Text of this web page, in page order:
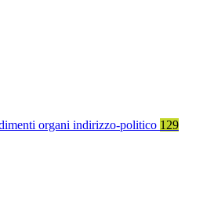
organi indirizzo-politico 129